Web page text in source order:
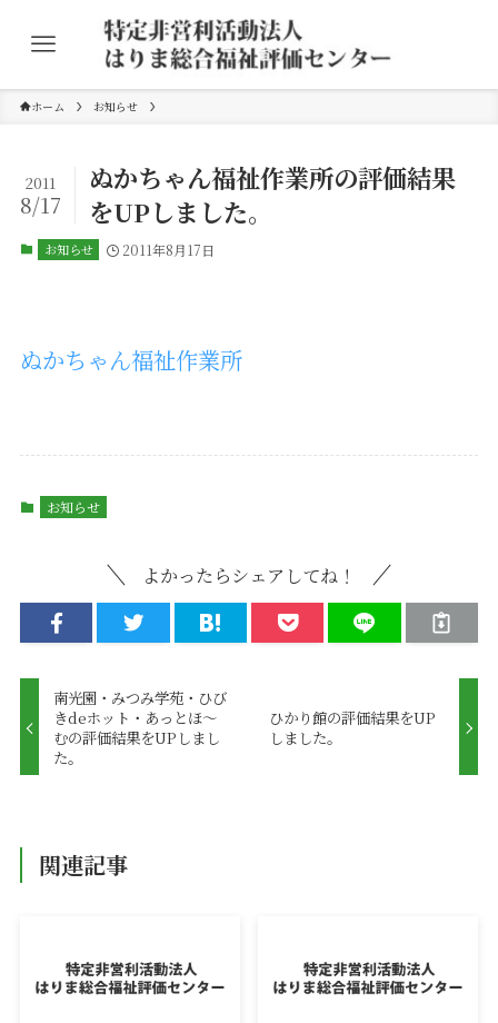
ホーム お知らせ
ぬかちゃん福祉作業所の評価結果
をUPしました。
2011
8/17
お知らせ 2011年8月17日
ぬかちゃん福祉作業所
お知らせ
よかったらシェアしてね！
南光園・みつみ学苑・ひび
きdeホット・あっとほ～
むの評価結果をUPしまし
た。
ひかり館の評価結果をUP
しました。
関連記事